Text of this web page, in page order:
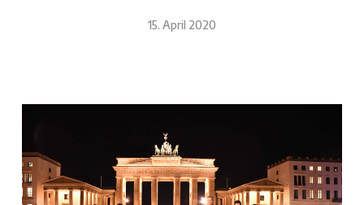
15. April 2020